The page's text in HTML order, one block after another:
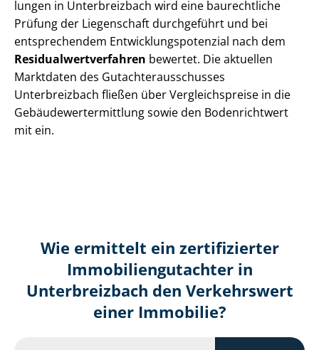
lun­gen in Unterbreizbach wird eine baurechtliche
Prüfung der Liegenschaft durchgeführt und bei
entsprechendem Ent­wick­lungs­po­ten­zi­al nach dem
Re­si­du­al­wert­ver­fah­ren bewertet. Die aktuellen
Marktdaten des Gut­ach­ter­aus­schus­ses
Unterbreizbach fließen über Ver­gleichs­prei­se in die
Ge­bäu­de­wert­ermitt­lung sowie den Bodenrichtwert
mit ein.
Wie ermittelt ein zertifizierter
Immobilien­gutachter in
Unterbreizbach den Verkehrswert
einer Immobilie?